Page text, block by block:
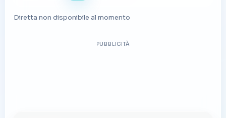
Diretta non disponibile al momento
PUBBLICITÀ